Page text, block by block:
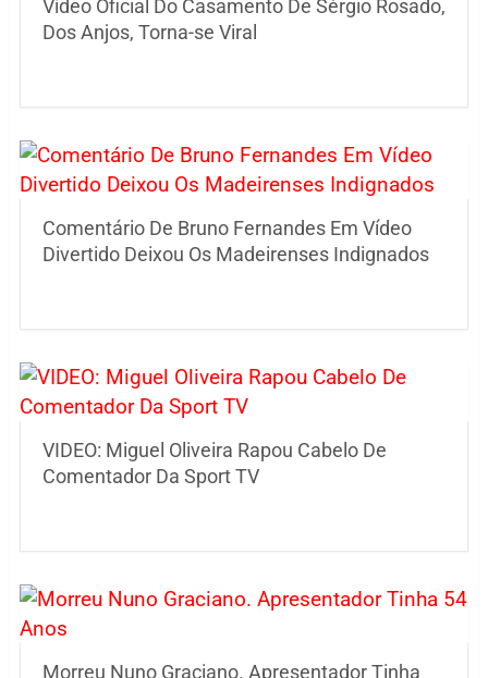
Vídeo Oficial Do Casamento De Sérgio Rosado,
Dos Anjos, Torna-se Viral
Comentário De Bruno Fernandes Em Vídeo
Divertido Deixou Os Madeirenses Indignados
VIDEO: Miguel Oliveira Rapou Cabelo De
Comentador Da Sport TV
Morreu Nuno Graciano. Apresentador Tinha